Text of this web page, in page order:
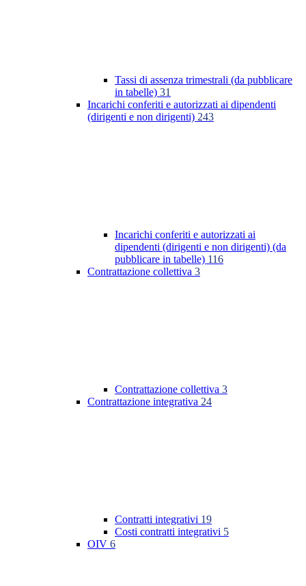
Tassi di assenza trimestrali (da pubblicare
in tabelle) 31
Incarichi conferiti e autorizzati ai dipendenti
(dirigenti e non dirigenti) 243
Incarichi conferiti e autorizzati ai
dipendenti (dirigenti e non dirigenti) (da
pubblicare in tabelle) 116
Contrattazione collettiva 3
Contrattazione collettiva 3
Contrattazione integrativa 24
Contratti integrativi 19
Costi contratti integrativi 5
OIV 6